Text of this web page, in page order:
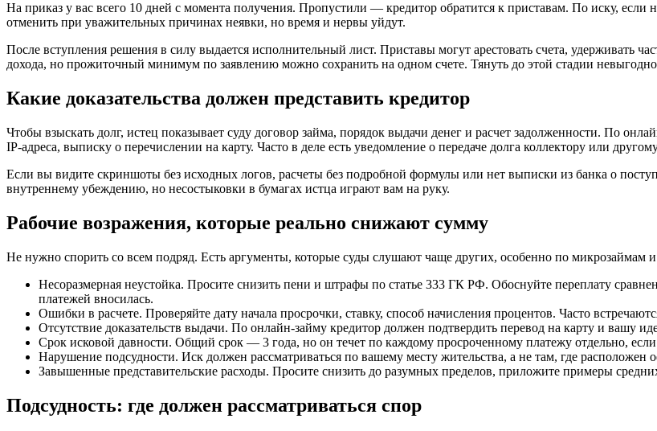
На приказ у вас всего 10 дней с момента получения. Пропустили — кредитор обратится к приставам. По иску,
отменить при уважительных причинах неявки, но время и нервы уйдут.
После вступления решения в силу выдается исполнительный лист. Приставы могут арестовать счета, удерживать
дохода, но прожиточный минимум по заявлению можно сохранить на одном счете. Тянуть до этой стадии
Какие доказательства должен представить кредитор
Чтобы взыскать долг, истец показывает суду договор займа, порядок выдачи денег и расчет задолженности. По
IP-адреса, выписку о перечислении на карту. Часто в деле есть уведомление о передаче долга коллектору или
Если вы видите скриншоты без исходных логов, расчеты без подробной формулы или нет выписки из банка о
внутреннему убеждению, но несостыковки в бумагах истца играют вам на руку.
Рабочие возражения, которые реально снижают сумму
Не нужно спорить со всем подряд. Есть аргументы, которые суды слушают чаще других, особенно по микрозаймам
Несоразмерная неустойка. Просите снизить пени и штрафы по статье 333 ГК РФ. Обоснуйте переплату
платежей вносилась.
Ошибки в расчете. Проверяйте дату начала просрочки, ставку, способ начисления процентов. Часто
Отсутствие доказательств выдачи. По онлайн-займу кредитор должен подтвердить перевод на карту и вашу
Срок исковой давности. Общий срок — 3 года, но он течет по каждому просроченному платежу отдельно,
Нарушение подсудности. Иск должен рассматриваться по вашему месту жительства, а не там, где расположен
Завышенные представительские расходы. Просите снизить до разумных пределов, приложите примеры
Подсудность: где должен рассматриваться спор